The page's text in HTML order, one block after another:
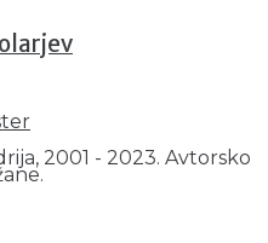
2001 - 2023. Avtorsko